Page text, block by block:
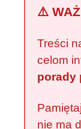
⚠️
Treści
celom
porady
nie ma